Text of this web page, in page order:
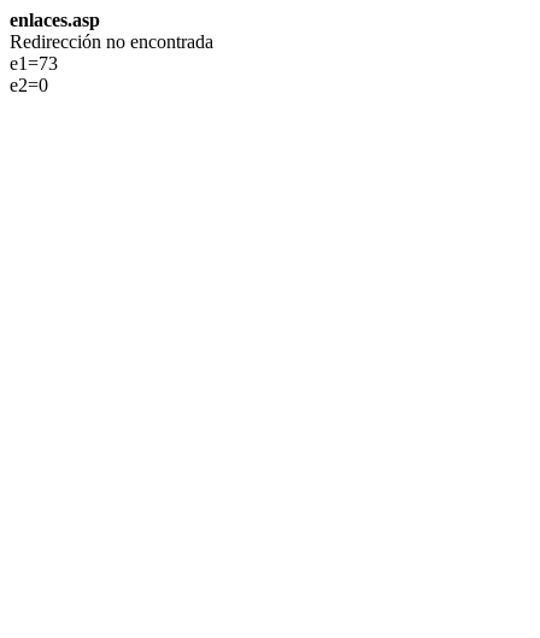
enlaces.asp
Redirección no encontrada
e1=73
e2=0